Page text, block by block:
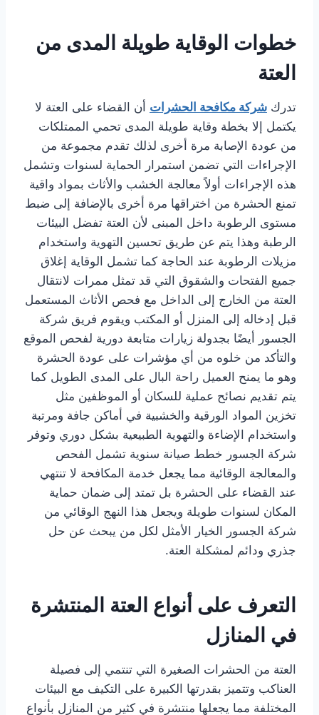
خطوات الوقاية طويلة المدى من
العتة
تدرك شركة مكافحة الحشرات أن القضاء على العتة لا
يكتمل إلا بخطة وقاية طويلة المدى تحمي الممتلكات
من عودة الإصابة مرة أخرى لذلك تقدم مجموعة من
الإجراءات التي تضمن استمرار الحماية لسنوات وتشمل
هذه الإجراءات أولاً معالجة الخشب والأثاث بمواد واقية
تمنع الحشرة من اختراقها مرة أخرى بالإضافة إلى ضبط
مستوى الرطوبة داخل المبنى لأن العتة تفضل البيئات
الرطبة وهذا يتم عن طريق تحسين التهوية واستخدام
مزيلات الرطوبة عند الحاجة كما تشمل الوقاية إغلاق
جميع الفتحات والشقوق التي قد تمثل ممرات لانتقال
العتة من الخارج إلى الداخل مع فحص الأثاث المستعمل
قبل إدخاله إلى المنزل أو المكتب ويقوم فريق شركة
الجسور أيضًا بجدولة زيارات متابعة دورية لفحص الموقع
والتأكد من خلوه من أي مؤشرات على عودة الحشرة
وهو ما يمنح العميل راحة البال على المدى الطويل كما
يتم تقديم نصائح عملية للسكان أو الموظفين مثل
تخزين المواد الورقية والخشبية في أماكن جافة ومرتبة
واستخدام الإضاءة والتهوية الطبيعية بشكل دوري وتوفر
شركة الجسور خطط صيانة سنوية تشمل الفحص
والمعالجة الوقائية مما يجعل خدمة المكافحة لا تنتهي
عند القضاء على الحشرة بل تمتد إلى ضمان حماية
المكان لسنوات طويلة ويجعل هذا النهج الوقائي من
شركة الجسور الخيار الأمثل لكل من يبحث عن حل
جذري ودائم لمشكلة العتة.
التعرف على أنواع العتة المنتشرة
في المنازل
العتة من الحشرات الصغيرة التي تنتمي إلى فصيلة
العناكب وتتميز بقدرتها الكبيرة على التكيف مع البيئات
المختلفة مما يجعلها منتشرة في كثير من المنازل بأنواع